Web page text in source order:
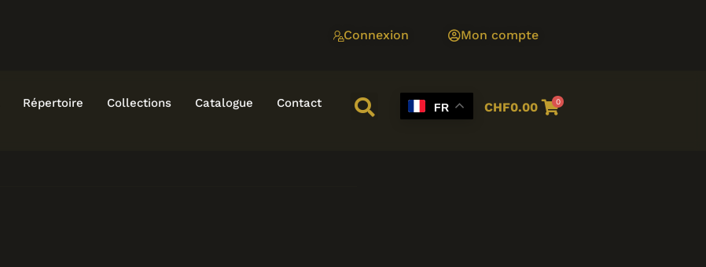
Connexion Mon compte
Répertoire Collections Catalogue Contact FR CHF0.00 0